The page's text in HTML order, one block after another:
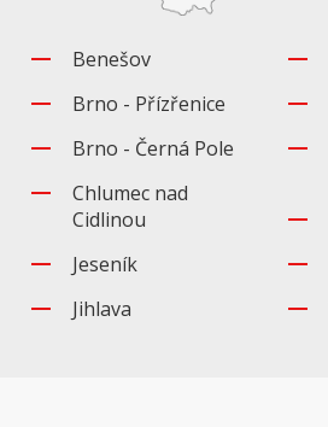
Benešov
Brno - Přízřenice
Brno - Černá Pole
Chlumec nad
Cidlinou
Jeseník
Jihlava